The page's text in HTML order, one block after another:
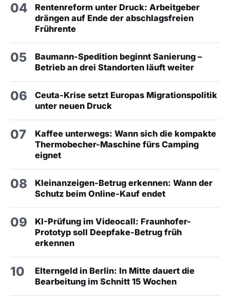
04
Rentenreform unter Druck: Arbeitgeber
drängen auf Ende der abschlagsfreien
Frührente
05
Baumann-Spedition beginnt Sanierung –
Betrieb an drei Standorten läuft weiter
06
Ceuta-Krise setzt Europas Migrationspolitik
unter neuen Druck
07
Kaffee unterwegs: Wann sich die kompakte
Thermobecher-Maschine fürs Camping
eignet
08
Kleinanzeigen-Betrug erkennen: Wann der
Schutz beim Online-Kauf endet
09
KI-Prüfung im Videocall: Fraunhofer-
Prototyp soll Deepfake-Betrug früh
erkennen
10
Elterngeld in Berlin: In Mitte dauert die
Bearbeitung im Schnitt 15 Wochen